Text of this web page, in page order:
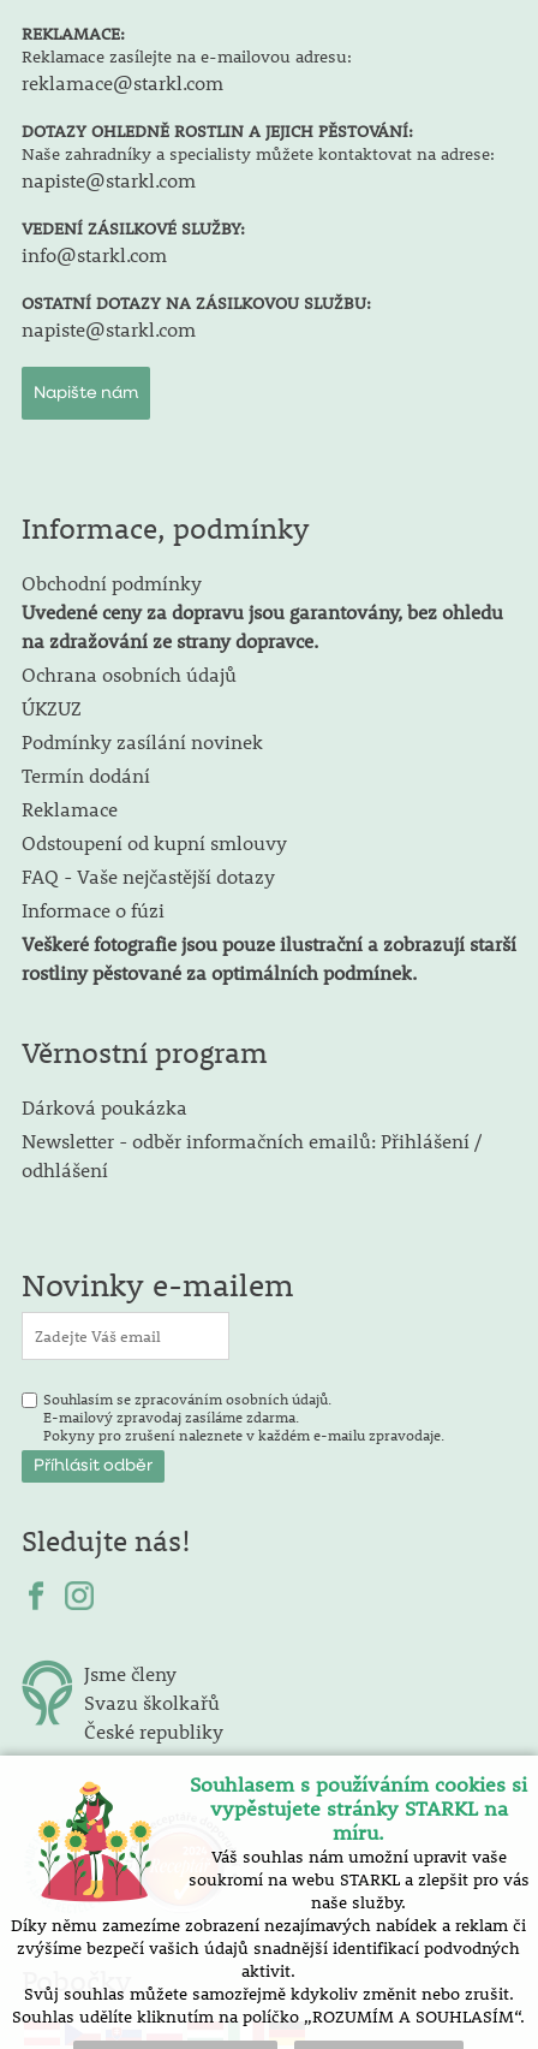
REKLAMACE:
Reklamace zasílejte na e-mailovou adresu:
reklamace@starkl.com
DOTAZY OHLEDNĚ ROSTLIN A JEJICH PĚSTOVÁNÍ:
Naše zahradníky a specialisty můžete kontaktovat na adrese:
napiste@starkl.com
VEDENÍ ZÁSILKOVÉ SLUŽBY:
info@starkl.com
OSTATNÍ DOTAZY NA ZÁSILKOVOU SLUŽBU:
napiste@starkl.com
Napište nám
Informace, podmínky
Obchodní podmínky
Uvedené ceny za dopravu jsou garantovány, bez ohledu
na zdražování ze strany dopravce.
Ochrana osobních údajů
ÚKZUZ
Podmínky zasílání novinek
Termín dodání
Reklamace
Odstoupení od kupní smlouvy
FAQ - Vaše nejčastější dotazy
Informace o fúzi
Veškeré fotografie jsou pouze ilustrační a zobrazují starší
rostliny pěstované za optimálních podmínek.
Věrnostní program
Dárková poukázka
Newsletter - odběr informačních emailů: Přihlášení /
odhlášení
Novinky e-mailem
Souhlasím se zpracováním osobních údajů.
E-mailový zpravodaj zasíláme zdarma.
Pokyny pro zrušení naleznete v každém e-mailu zpravodaje.
Sledujte nás!
Jsme členy
Svazu školkařů
České republiky
Pobočky
Souhlasem s používáním cookies si
vypěstujete stránky STARKL na
míru.
Váš souhlas nám umožní upravit vaše
soukromí na webu STARKL a zlepšit pro vás
naše služby.
Díky němu zamezíme zobrazení nezajímavých nabídek a reklam či
zvýšíme bezpečí vašich údajů snadnější identifikací podvodných
aktivit.
Svůj souhlas můžete samozřejmě kdykoliv změnit nebo zrušit.
Souhlas udělíte kliknutím na políčko „ROZUMÍM A SOUHLASÍM“.